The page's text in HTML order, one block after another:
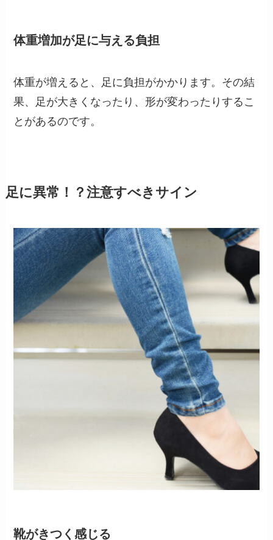
体重増加が足に与える負担
体重が増えると、足に負担がかかります。その結
果、足が大きくなったり、形が変わったりするこ
とがあるのです。
足に異常！？注意すべきサイン
靴がきつく感じる